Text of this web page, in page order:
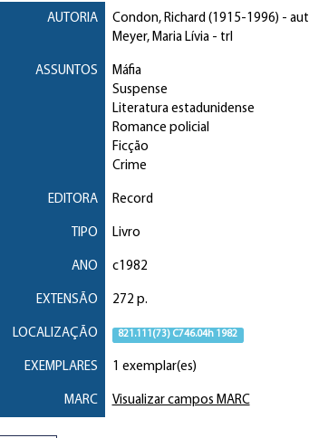
AUTORIA Condon, Richard (1915-1996) - aut
Meyer, Maria Lívia- trl
ASSUNTOS
Máfia
Suspense
Literatura estadunidense
Romance policial
Ficção
Crime
EDITORA Record
TIPO Livro
ANO c1982
EXTENSÃO 272 p.
LOCALIZAÇÃO 821.111(73) C746.04h 1982
EXEMPLARES 1 exemplar(es)
MARC Visualizar campos MARC